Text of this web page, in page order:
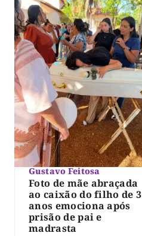
Gustavo Feitosa
Foto de mãe abraçada
ao caixão do filho de 3
anos emociona após
prisão de pai e
madrasta